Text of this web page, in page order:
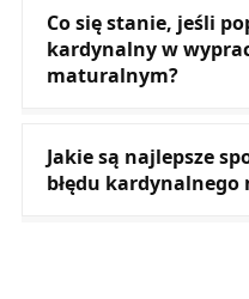
Co się stanie, jeśli
kardynalny w
maturalnym?
Jakie są najlepsze
błędu kardynalnego